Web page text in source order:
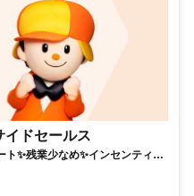
イドセールス
ト✨残業少なめ✨インセンティブ